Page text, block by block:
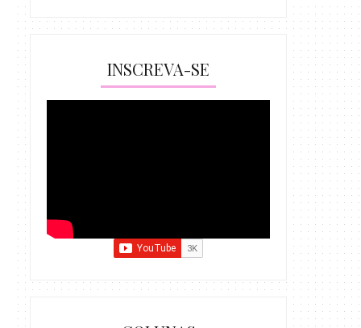
INSCREVA-SE